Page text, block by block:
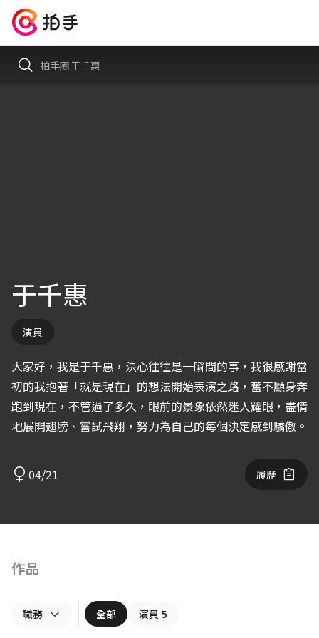
拍手圈于千惠
于千惠
演員
大家好，我是于千惠，決心往往是一瞬間的事，我很感謝當
初的我抱著「就是現在」的想法開始表演之路，奮不顧身奔
跑到現在，不管過了多久，眼前的景象依然迷人耀眼，盡情
地展開翅膀、嘗試飛翔，努力為自己的每個決定感到驕傲。
04/21 履歷
作品
職務 全部 演員 5